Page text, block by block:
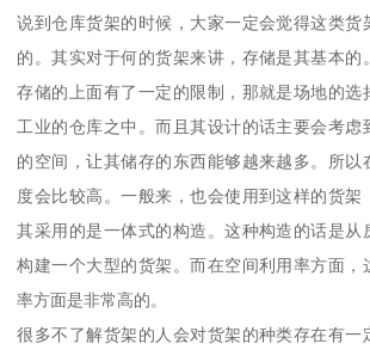
说到仓库货架的时候，大家一定会觉得这类货
的。其实对于何的货架来讲，存储是其基本的
存储的上面有了一定的限制，那就是场地的选
工业的仓库之中。而且其设计的话主要会考虑
的空间，让其储存的东西能够越来越多。所以
度会比较高。一般来，也会使用到这样的货架
其采用的是一体式的构造。这种构造的话是从
构建一个大型的货架。而在空间利用率方面，
率方面是非常高的。
很多不了解货架的人会对货架的种类存在有一